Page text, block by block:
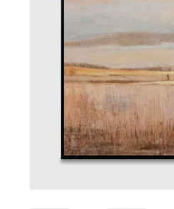
Tranh treo phòng làm việc
Xưởng tranh Mia Home